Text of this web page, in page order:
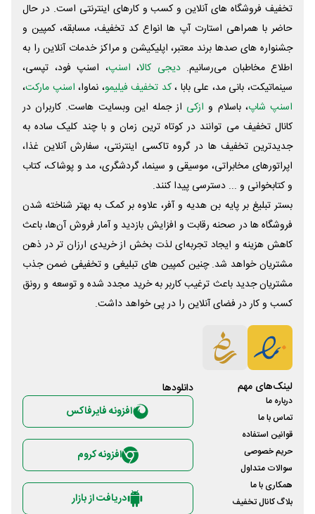
تخفیف فروشگاه های آنلاین و کسب و‌ کارهای اینترنتی است. در حال
حاضر با همراهی استارت آپ ها انواع کد تخفیف، مسابقه، کمپین و
جشنواره های صدها برند معتبر، اپلیکیشن و مراکز خدمات آنلاین را به
اطلاع مخاطبان می‌رسانیم. دیجی کالا، اسنپ، اسنپ فود، تپسی،
سینماتیکت، بانی مد، علی‌ بابا ،کد تخفیف فیلیمو، نماوا، اسنپ مارکت،
اسنپ شاپ، باسلام و ازکی از جمله این وبسایت ‌هاست. کاربران در
کانال تخفیف می توانند در کوتاه ترین زمان و با چند کلیک ساده به
جدیدترین تخفیف ها در گروه تاکسی اینترنتی، سفارش آنلاین غذا،
اپراتورهای مخابراتی، موسیقی و سینما، گردشگری، مد و پوشاک، کتاب
و کتابخوانی و ... دسترسی پیدا کنند.
بستر تبلیغ بر پایه بن هدیه و آفر، علاوه بر کمک به بهتر شناخته شدن
فروشگاه ها در صحنه رقابت و افزایش بازدید و آمار فروش آن‌ها، باعث
کاهش هزینه و ایجاد تجربه‌ای لذت بخش از خریدی ارزان تر در ذهن
مشتریان خواهد شد. چنین کمپین های تبلیغی و تخفیفی ضمن جذب
مشتریان جدید باعث ترغیب کاربر به خرید مجدد شده و توسعه و رونق
کسب و کار در فضای آنلاین را در پی خواهد داشت.
لینک‌های مهم
درباره ما
تماس با ما
قوانین استفاده
حریم خصوصی
سوالات متداول
همکاری با ما
بلاگ کانال تخفیف
دانلود‌ها
افزونه فایرفاکس
افزونه کروم
دریافت از بازار